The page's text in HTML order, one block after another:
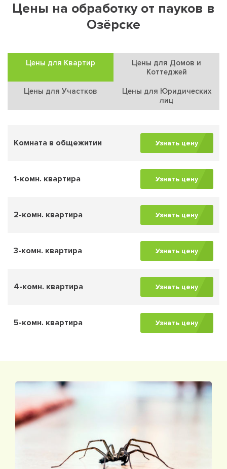
Цены на обработку от пауков в
Озёрске
Цены для Квартир
Цены для Домов и
Коттеджей
Цены для Участков
Цены для Юридических
лиц
Комната в общежитии Узнать цену
1-комн. квартира Узнать цену
2-комн. квартира Узнать цену
3-комн. квартира Узнать цену
4-комн. квартира Узнать цену
5-комн. квартира Узнать цену